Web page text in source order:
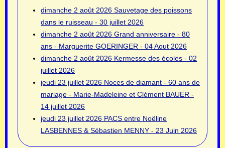
dimanche 2 août 2026 Sauvetage des poissons
dans le ruisseau - 30 juillet 2026
dimanche 2 août 2026 Grand anniversaire - 80
ans - Marguerite GOERINGER - 04 Aout 2026
dimanche 2 août 2026 Kermesse des écoles - 02
juillet 2026
jeudi 23 juillet 2026 Noces de diamant - 60 ans de
mariage - Marie-Madeleine et Clément BAUER -
14 juillet 2026
jeudi 23 juillet 2026 PACS entre Noëline
LASBENNES & Sébastien MENNY - 23 Juin 2026